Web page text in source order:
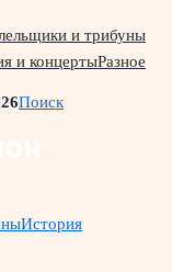
и трибуны
и концертыРазное
Поиск
История